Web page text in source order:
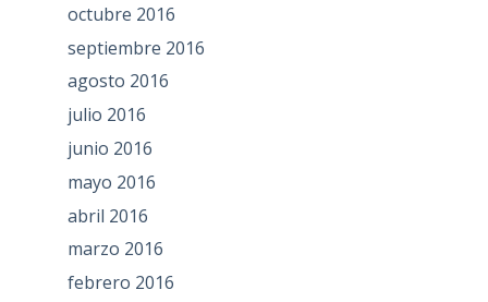
octubre 2016
septiembre 2016
agosto 2016
julio 2016
junio 2016
mayo 2016
abril 2016
marzo 2016
febrero 2016